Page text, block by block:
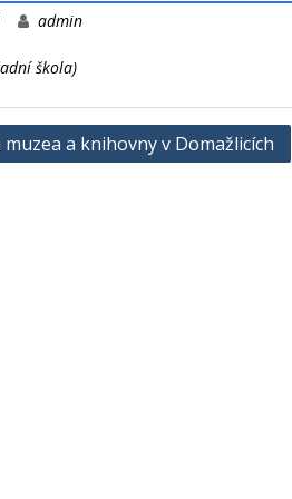
admin
škola)
muzea a knihovny v Domažlicích